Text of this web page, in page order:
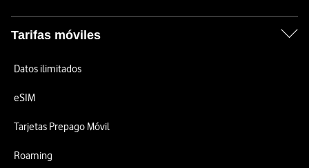
Tarifas móviles
Datos ilimitados
eSIM
Tarjetas Prepago Móvil
Roaming